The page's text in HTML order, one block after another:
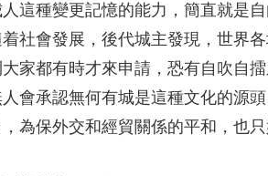
這種變更記憶的能力，簡直就是
社會發展，後代城主發現，世界
家都有時才來申請，恐有自吹自
會承認無何有城是這種文化的源
為保外交和經貿關係的平和，也只